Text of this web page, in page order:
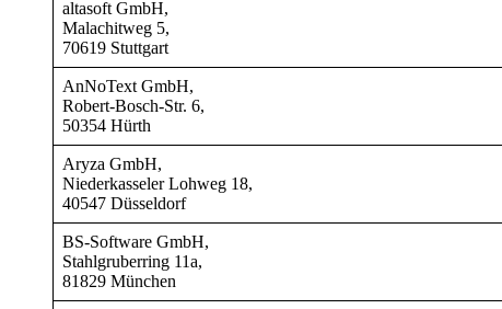
altasoft GmbH,
Malachitweg 5,
70619 Stuttgart
AnNoText GmbH,
Robert-Bosch-Str. 6,
50354 Hürth
Aryza GmbH,
Niederkasseler Lohweg 18,
40547 Düsseldorf
BS-Software GmbH,
Stahlgruberring 11a,
81829 München